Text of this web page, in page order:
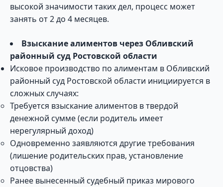
высокой значимости таких дел, процесс может
занять от 2 до 4 месяцев.
Взыскание алиментов через Обливский
районный суд Ростовской области
Исковое производство по алиментам в Обливский
районный суд Ростовской области инициируется в
сложных случаях:
Требуется взыскание алиментов в твердой
денежной сумме (если родитель имеет
нерегулярный доход)
Одновременно заявляются другие требования
(лишение родительских прав, установление
отцовства)
Ранее вынесенный судебный приказ мирового